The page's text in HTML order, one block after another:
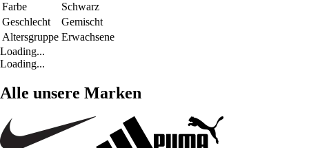
Farbe
Schwarz
Geschlecht
Gemischt
Altersgruppe Erwachsene
Loading...
Loading...
Alle unsere Marken